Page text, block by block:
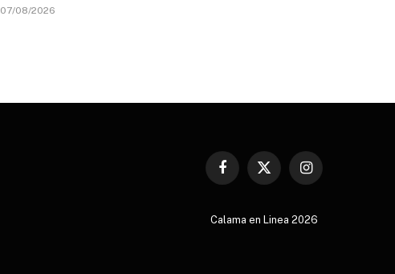
07/08/2026
Facebook
X
Instagram
Calama en Linea 2026